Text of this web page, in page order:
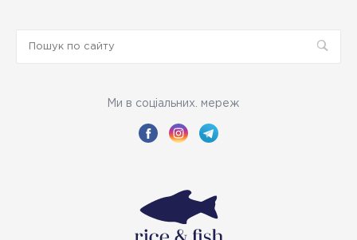
Ми в соціальних. мереж